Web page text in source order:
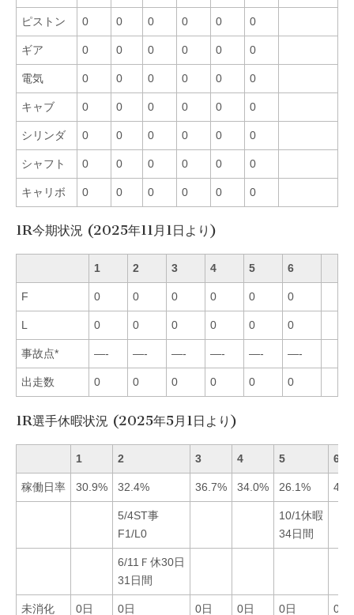
ピストン 0 0 0 0 0 0
ギア 0 0 0 0 0 0
電気 0 0 0 0 0 0
キャブ 0 0 0 0 0 0
シリンダ 0 0 0 0 0 0
シャフト 0 0 0 0 0 0
キャリボ 0 0 0 0 0 0
1R今期状況 (2025年11月1日より)
1 2 3 4 5 6
F 0 0 0 0 0 0
L 0 0 0 0 0 0
事故点* —- —- —- —- —- —-
出走数 0 0 0 0 0 0
1R選手休暇状況 (2025年5月1日より)
1 2 3 4 5 6
稼働日率 30.9% 32.4% 36.7% 34.0% 26.1%
5/4ST事
F1/L0
10/1休暇
34日間
6/11Ｆ休30日
31日間
未消化 0日 0日 0日 0日 0日 0日